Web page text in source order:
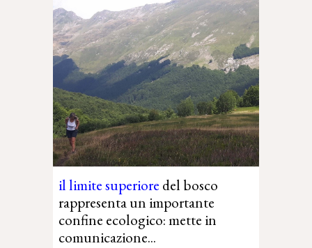
il limite superiore del bosco
rappresenta un importante
confine ecologico: mette in
comunicazione...